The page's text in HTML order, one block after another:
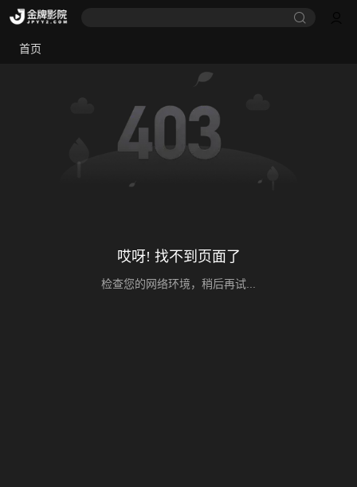
首页
哎呀! 找不到页面了
检查您的网络环境，稍后再试...